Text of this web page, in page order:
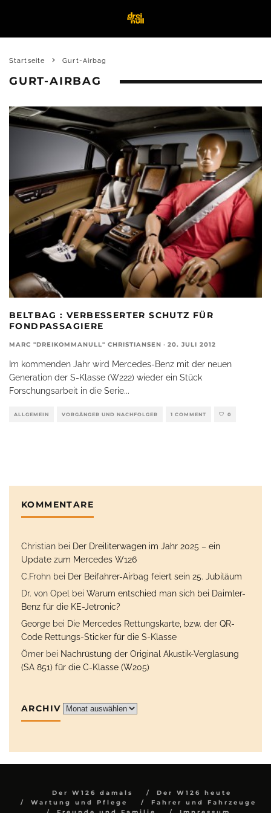
Startseite Gurt-Airbag
GURT-AIRBAG
BELTBAG : VERBESSERTER SCHUTZ FÜR
FONDPASSAGIERE
MARC "DREIKOMMANULL" CHRISTIANSEN · 20. JULI 2012
Im kommenden Jahr wird Mercedes-Benz mit der neuen
Generation der S-Klasse (W222) wieder ein Stück
Forschungsarbeit in die Serie...
ALLGEMEIN VORGÄNGER UND NACHFOLGER 1 COMMENT 0
KOMMENTARE
Christian bei Der Dreiliterwagen im Jahr 2025 – ein
Update zum Mercedes W126
C.Frohn bei Der Beifahrer-Airbag feiert sein 25. Jubiläum
Dr. von Opel
bei Warum entschied man sich bei Daimler-
Benz für die KE-Jetronic?
George bei Die Mercedes Rettungskarte, bzw. der QR-
Code Rettungs-Sticker für die S-Klasse
Ömer bei Nachrüstung der Original Akustik-Verglasung
(SA 851) für die C-Klasse (W205)
ARCHIV Archiv
Der W126 damals
Der W126 heute
Wartung und Pflege
Fahrer und Fahrzeuge